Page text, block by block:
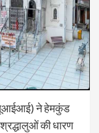
ने हेमकुंड
की धारण